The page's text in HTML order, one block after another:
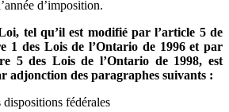
d’imposition.
tel qu’il est modifié par l’article 5 de
1 des Lois de l’Ontario de 1996 et par
5 des Lois de l’Ontario de 1998, est
adjonction des paragraphes suivants :
fédérales